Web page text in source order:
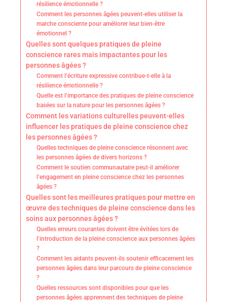
résilience émotionnelle ?
Comment les personnes âgées peuvent-elles utiliser la
marche consciente pour améliorer leur bien-être
émotionnel ?
Quelles sont quelques pratiques de pleine
conscience rares mais impactantes pour les
personnes âgées ?
Comment l’écriture expressive contribue-t-elle à la
résilience émotionnelle ?
Quelle est l’importance des pratiques de pleine conscience
basées sur la nature pour les personnes âgées ?
Comment les variations culturelles peuvent-elles
influencer les pratiques de pleine conscience chez
les personnes âgées ?
Quelles techniques de pleine conscience résonnent avec
les personnes âgées de divers horizons ?
Comment le soutien communautaire peut-il améliorer
l’engagement en pleine conscience chez les personnes
âgées ?
Quelles sont les meilleures pratiques pour mettre en
œuvre des techniques de pleine conscience dans les
soins aux personnes âgées ?
Quelles erreurs courantes doivent être évitées lors de
l’introduction de la pleine conscience aux personnes âgées
?
Comment les aidants peuvent-ils soutenir efficacement les
personnes âgées dans leur parcours de pleine conscience
?
Quelles ressources sont disponibles pour que les
personnes âgées apprennent des techniques de pleine